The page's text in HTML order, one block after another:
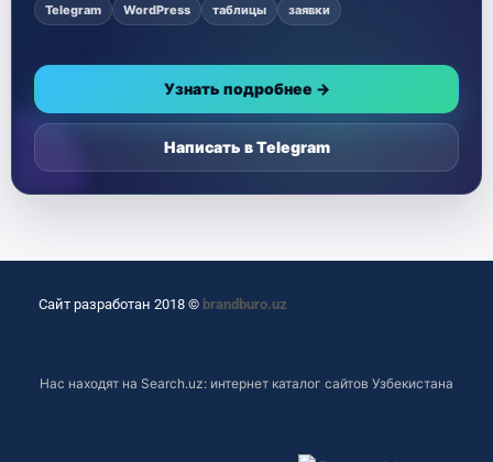
Telegram WordPress таблицы заявки
Узнать подробнее →
Написать в Telegram
Сайт разработан 2018 © brandburo.uz
Нас находят на Search.uz: интернет каталог сайтов Узбекистана